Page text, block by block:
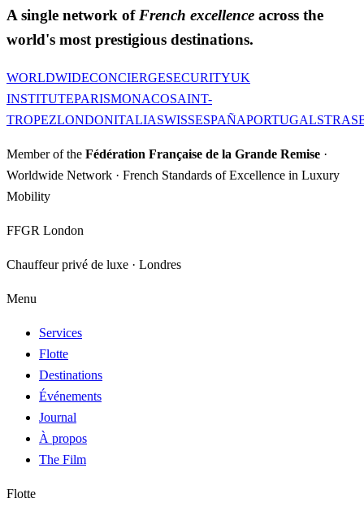
A single network of French excellence across the
world's most prestigious destinations.
WORLDWIDECONCIERGESECURITYUK
INSTITUTEPARISMONACOSAINT-
TROPEZLONDONITALIASWISSESPAÑAPORTUGAL
Member of the Fédération Française de la Grande Remise ·
Worldwide Network · French Standards of Excellence in Luxury
Mobility
FFGR London
Chauffeur privé de luxe · Londres
Menu
Services
Flotte
Destinations
Événements
Journal
À propos
The Film
Flotte